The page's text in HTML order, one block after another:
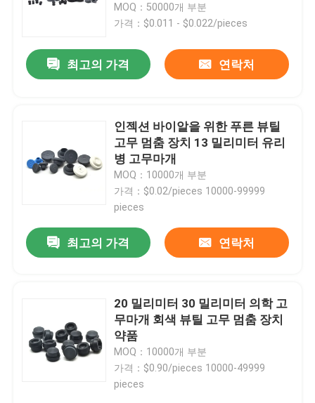
MOQ：50000개 부분
가격：$0.011 - $0.022/pieces
최고의 가격 연락처
인젝션 바이알을 위한 푸른 뷰틸
고무 멈춤 장치 13 밀리미터 유리
병 고무마개
MOQ：10000개 부분
가격：$0.02/pieces 10000-99999
pieces
최고의 가격 연락처
20 밀리미터 30 밀리미터 의학 고
무마개 회색 뷰틸 고무 멈춤 장치
약품
MOQ：10000개 부분
가격：$0.90/pieces 10000-49999
pieces